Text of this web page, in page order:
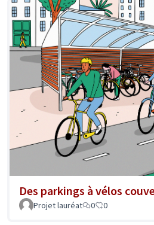
Des parkings à vélos
Projet lauréat 0 0